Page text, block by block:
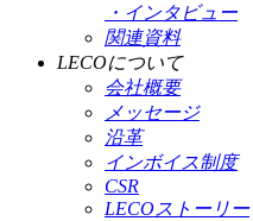
・インタビュー
関連資料
LECOについて
会社概要
メッセージ
沿革
インボイス制度
CSR
LECOストーリー